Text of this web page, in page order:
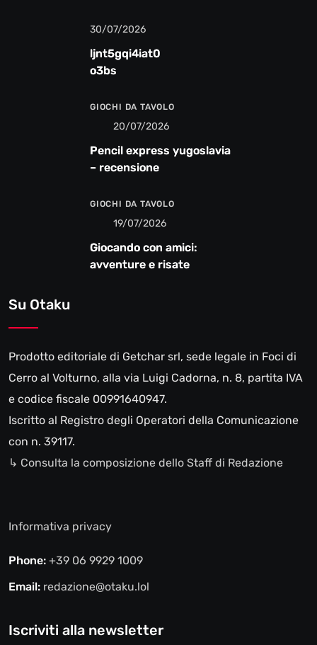
30/07/2026
ljnt5gqi4iat0
o3bs
GIOCHI DA TAVOLO
20/07/2026
Pencil express yugoslavia
– recensione
GIOCHI DA TAVOLO
19/07/2026
Giocando con amici:
avventure e risate
Su Otaku
Prodotto editoriale di Getchar srl, sede legale in Foci di
Cerro al Volturno, alla via Luigi Cadorna, n. 8, partita IVA
e codice fiscale 00991640947.
Iscritto al Registro degli Operatori della Comunicazione
con n. 39117.
↳ Consulta la composizione dello Staff di Redazione
Informativa privacy
Phone: +39 06 9929 1009
Email: redazione@otaku.lol
Iscriviti alla newsletter